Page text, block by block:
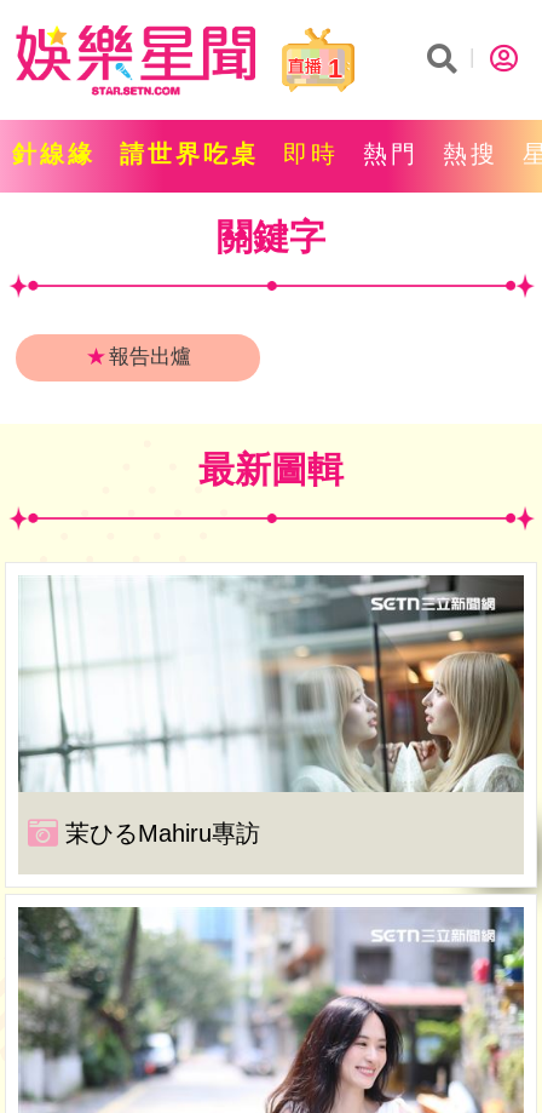
1
針線緣 請世界吃桌 即時 熱門 熱搜
關鍵字
★報告出爐
最新圖輯
茉ひるMahiru專訪